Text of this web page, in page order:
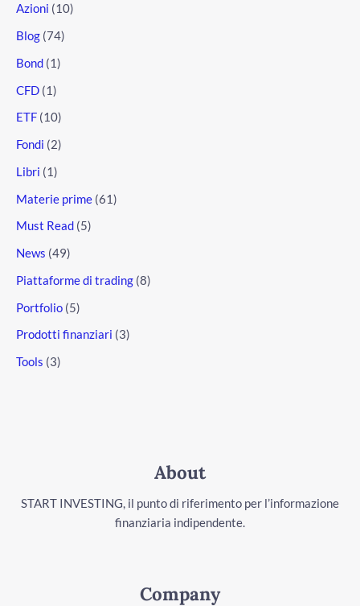
Azioni (10)
Blog (74)
Bond (1)
CFD (1)
ETF (10)
Fondi (2)
Libri (1)
Materie prime (61)
Must Read (5)
News (49)
Piattaforme di trading (8)
Portfolio (5)
Prodotti finanziari (3)
Tools (3)
About
START INVESTING, il punto di riferimento per l’informazione
finanziaria indipendente.
Company